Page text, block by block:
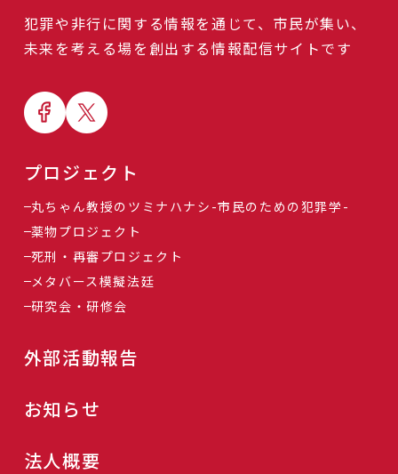
犯罪や非行に関する情報を通じて、市民が集い、
未来を考える場を創出する情報配信サイトです
プロジェクト
丸ちゃん教授のツミナハナシ-市民のための犯罪学-
薬物プロジェクト
死刑・再審プロジェクト
メタバース模擬法廷
研究会・研修会
外部活動報告
お知らせ
法人概要